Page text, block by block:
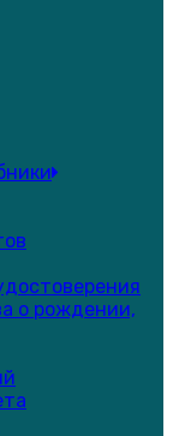
о рождении,